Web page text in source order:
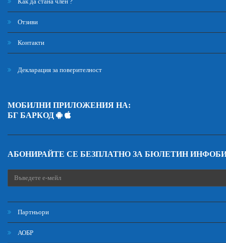
Отзиви
Контакти
Декларация за поверителност
МОБИЛНИ ПРИЛОЖЕНИЯ НА:
БГ БАРКОД
АБОНИРАЙТЕ СЕ БЕЗПЛАТНО ЗА БЮЛЕТИН
Партньори
АОБР